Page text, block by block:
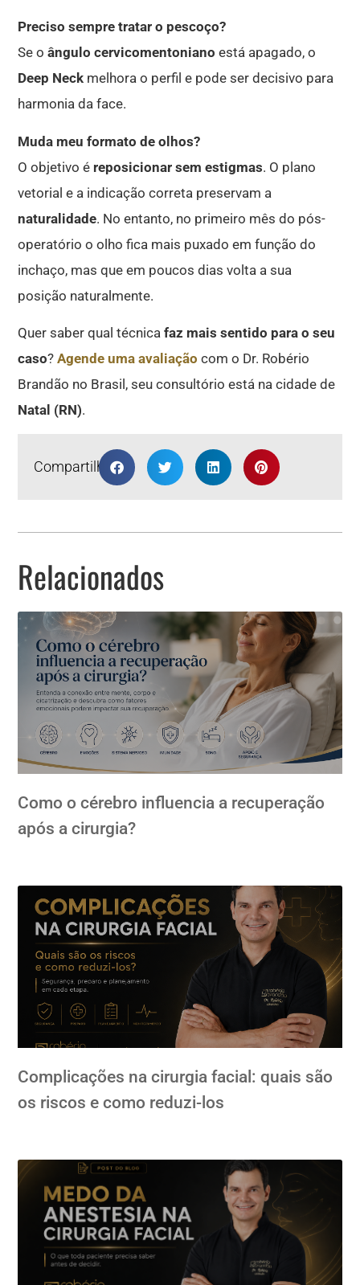
Preciso sempre tratar o pescoço?
Se oângulo cervicomentoniano está apagado, o
Deep Neck melhora o perfil e pode ser decisivo para
harmonia da face.
Muda meu formato de olhos?
O objetivo é reposicionar sem estigmas. O plano
vetorial e a indicação correta preservam a
naturalidade. No entanto, no primeiro mês do pós-
operatório o olho fica mais puxado em função do
inchaço, mas que em poucos dias volta a sua
posição naturalmente.
Quer saber qual técnicafaz mais sentido para o seu
caso?Agende uma avaliação com o Dr. Robério
Brandão no Brasil, seu consultório está na cidade de
Natal (RN).
Compartilhar
Relacionados
Como o cérebro influencia a recuperação
após a cirurgia?
Complicações na cirurgia facial: quais são
os riscos e como reduzi-los